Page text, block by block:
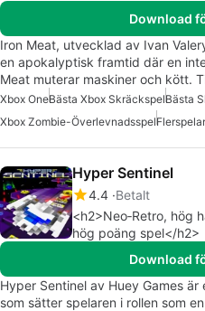
Download
Iron Meat, utvecklad av Ivan
en apokalyptisk framtid där en
Meat muterar maskiner och kött.
Xbox OneBästa Xbox SkräckspelBästa
Xbox Zombie-Överlevnadsspel
Hyper Sentinel
4.4 Betalt
<h2>Neo‑Retro, hög
hög poäng spel</h2>
Download
Hyper Sentinel av Huey Games
som sätter spelaren i rollen som